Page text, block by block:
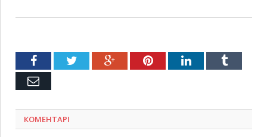
FacebookTwitter Google+PinterestLinkedInTumblr
Емейл
КОМЕНТАРІ